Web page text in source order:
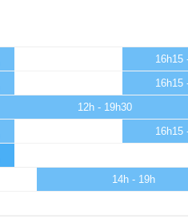
16h15
16h15
12h - 19h30
16h15
14h - 19h